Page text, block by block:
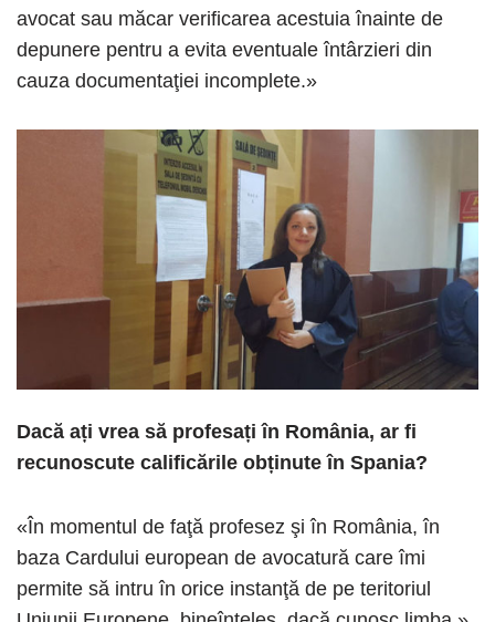
avocat sau măcar verificarea acestuia înainte de
depunere pentru a evita eventuale întârzieri din
cauza documentaţiei incomplete.»
Dacă ați vrea să profesați în România, ar fi
recunoscute calificările obținute în Spania?
«În momentul de faţă profesez şi în România, în
baza Cardului european de avocatură care îmi
permite să intru în orice instanţă de pe teritoriul